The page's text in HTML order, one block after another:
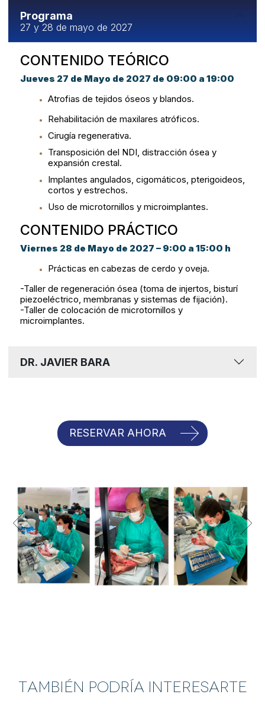
Programa
27 y 28 de mayo de 2027
CONTENIDO TEÓRICO
Jueves 27 de Mayo de 2027 de 09:00 a 19:00
Atrofias de tejidos óseos y blandos.
Rehabilitación de maxilares atróficos.
Cirugía regenerativa.
Transposición del NDI, distracción ósea y
expansión crestal.
Implantes angulados, cigomáticos, pterigoideos,
cortos y estrechos.
Uso de microtornillos y microimplantes.
CONTENIDO PRÁCTICO
Viernes 28 de Mayo de 2027 – 9:00 a 15:00 h
Prácticas en cabezas de cerdo y oveja.
-Taller de regeneración ósea (toma de injertos, bisturí
piezoeléctrico, membranas y sistemas de fijación).
-Taller de colocación de microtornillos y
microimplantes.
DR. JAVIER BARA
RESERVAR AHORA
También Podría Interesarte